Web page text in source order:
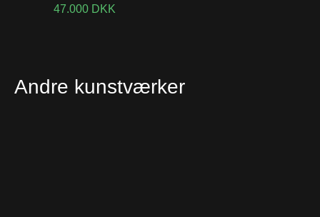
47.000 DKK
Andre kunstværker